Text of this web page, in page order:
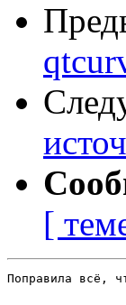
[
Поправила всё,